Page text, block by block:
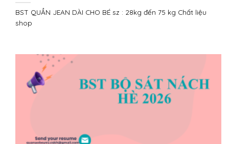
BST QUẦN JEAN DÀI CHO BÉ sz : 28kg đến 75 kg Chất liệu
shop